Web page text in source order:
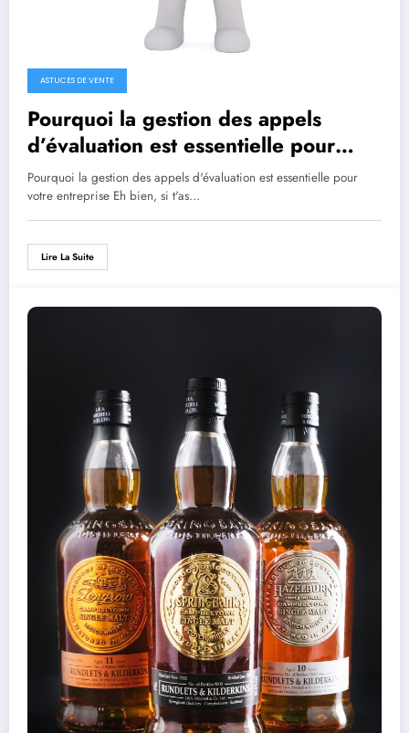
ASTUCES DE VENTE
Pourquoi la gestion des appels
d’évaluation est essentielle pour
votre entreprise
Pourquoi la gestion des appels d'évaluation est essentielle pour
votre entreprise Eh bien, si t'as…
Lire La Suite